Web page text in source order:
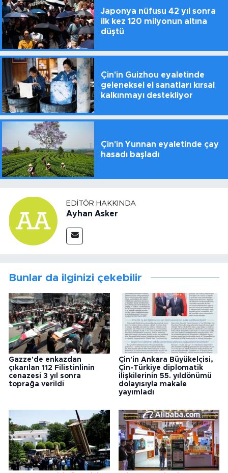
Japonya nüfusu 42 yıl sonra
ilk kez 120 milyonun altına
düştü
Çin'in Guizhou eyaletinde
geleneksel el sanatları kırsal
kalkınmayı destekliyor
Çin'in Yunnan eyaletinde çay
hasadı başladı
EDITÖR HAKKINDA
Ayhan Asker
Bunlar da ilginizi çekebilir
Gazze'de enkazdan
çıkarılan 112 Filistinlinin
cenazesi 3 yıl sonra
toprağa verildi
Çin'in Ankara Büyükelçisi,
Çin-Türkiye diplomatik
ilişkilerinin 55. yıldönümü
dolayısıyla makale
yayımladı